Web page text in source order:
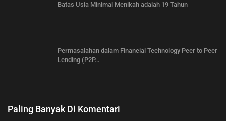
Batas Usia Minimal Menikah adalah 19 Tahun
Permasalahan dalam Financial Technology Peer to Peer
Lending (P2P…
Paling Banyak Di Komentari